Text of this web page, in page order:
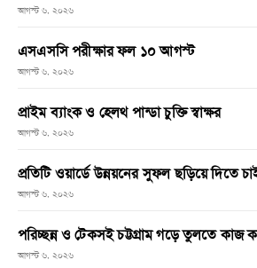
আগস্ট ৬, ২০২৬
এসএসসি পরীক্ষার ফল ১০ আগস্ট
আগস্ট ৬, ২০২৬
প্রাইম ব্যাংক ও হেলথ পান্ডা চুক্তি স্বাক্ষর
আগস্ট ৬, ২০২৬
প্রতিটি ওয়ার্ডে উন্নয়নের সুফল ছড়িয়ে দিতে
আগস্ট ৬, ২০২৬
পরিচ্ছন্ন ও টেকসই চট্টগ্রাম গড়ে তুলতে কাজ
আগস্ট ৬, ২০২৬